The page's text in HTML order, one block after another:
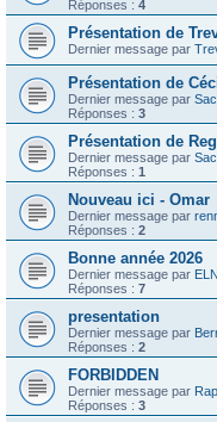
Réponses : 4
Présentation de
Dernier message par
Présentation de
Dernier message par
Réponses : 3
Présentation de
Dernier message par
Réponses : 1
Nouveau ici - Omar
Dernier message par
Réponses : 2
Bonne année 2026
Dernier message par
Réponses : 7
presentation
Dernier message par
Réponses : 2
FORBIDDEN
Dernier message par
Réponses : 3